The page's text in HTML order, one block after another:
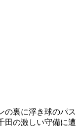
裏に浮き球のパス
田の激しい守備に遭